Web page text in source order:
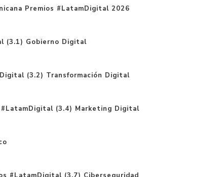
Premios #LatamDigital 2026
(3.1) Gobierno Digital
(3.2) Transformación Digital
(3.4) Marketing Digital